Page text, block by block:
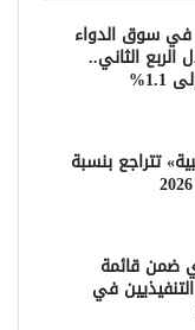
في سوق الدواء
48.6% خلال الربع الثاني..
تتراجع بنسبة
ضمن قائمة
في